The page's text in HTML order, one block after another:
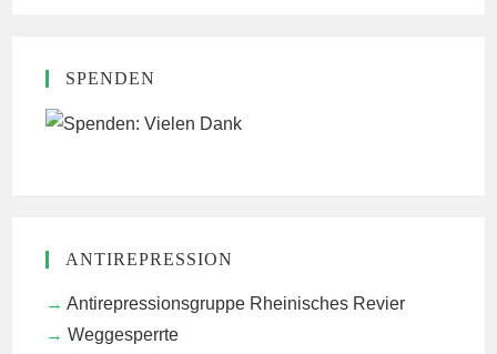
SPENDEN
ANTIREPRESSION
Antirepressionsgruppe Rheinisches Revier
Weggesperrte